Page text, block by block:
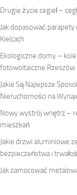
Drugie życie cegieł –
Jak dopasować
Kielcach
Ekologiczne domy –
fotowoltaiczne Rzeszów
Jakie Są Najlepsze
Nieruchomości na
Nowy wystrój wnętrz –
mieszkań
Jakie drzwi aluminiowe
bezpieczeństwa i
Jak zamocować